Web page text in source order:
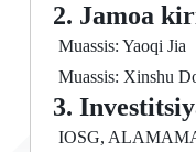
2. Jamoa
Muassis: Yaoqi Jia
Muassis: Xinshu
3.
IOSG,